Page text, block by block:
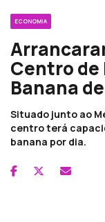
ECONOMIA
Centro de
Banana
Situado junto ao
centro terá
banana por dia.